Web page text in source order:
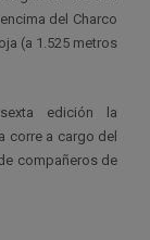
del Charco
(a 1.525 metros
edición la
corre a cargo del
compañeros de